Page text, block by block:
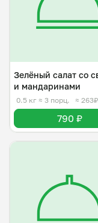
Зелёный салат со
и мандаринами
0.5 кг ≈ 3 порц. ≈
790 ₽